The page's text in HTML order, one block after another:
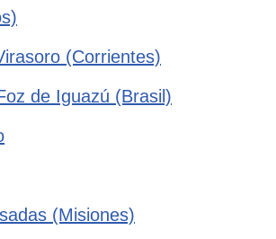
(Corrientes)
de Iguazú (Brasil)
(Misiones)